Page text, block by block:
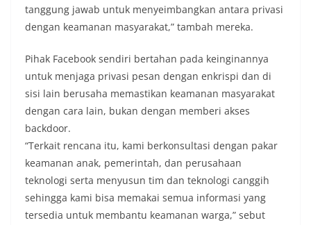
tanggung jawab untuk menyeimbangkan antara privasi
dengan keamanan masyarakat,” tambah mereka.
Pihak Facebook sendiri bertahan pada keinginannya
untuk menjaga privasi pesan dengan enkrispi dan di
sisi lain berusaha memastikan keamanan masyarakat
dengan cara lain, bukan dengan memberi akses
backdoor.
“Terkait rencana itu, kami berkonsultasi dengan pakar
keamanan anak, pemerintah, dan perusahaan
teknologi serta menyusun tim dan teknologi canggih
sehingga kami bisa memakai semua informasi yang
tersedia untuk membantu keamanan warga,” sebut